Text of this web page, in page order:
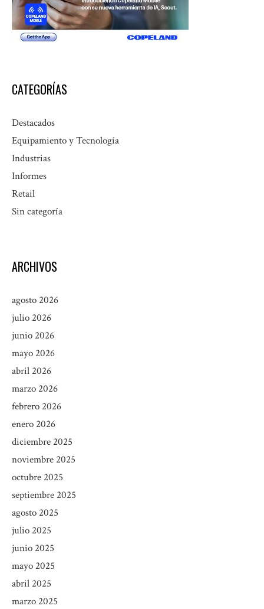
CATEGORÍAS
Destacados
Equipamiento y Tecnología
Industrias
Informes
Retail
Sin categoría
ARCHIVOS
agosto 2026
julio 2026
junio 2026
mayo 2026
abril 2026
marzo 2026
febrero 2026
enero 2026
diciembre 2025
noviembre 2025
octubre 2025
septiembre 2025
agosto 2025
julio 2025
junio 2025
mayo 2025
abril 2025
marzo 2025